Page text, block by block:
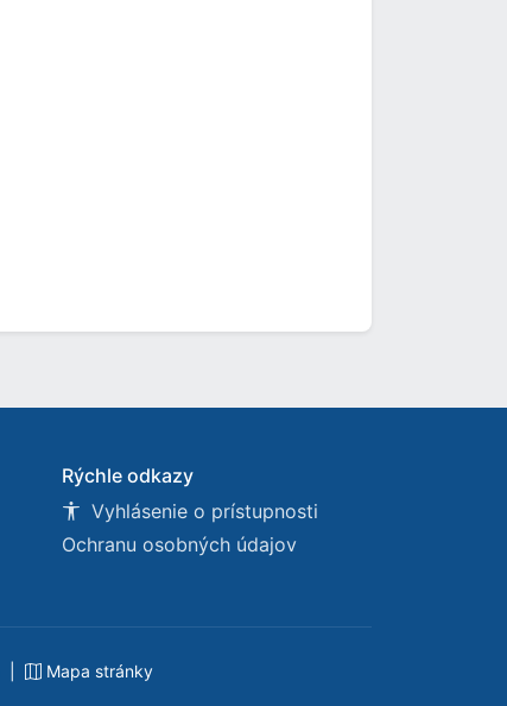
Rýchle odkazy
Vyhlásenie o prístupnosti
Ochranu osobných údajov
Mapa stránky